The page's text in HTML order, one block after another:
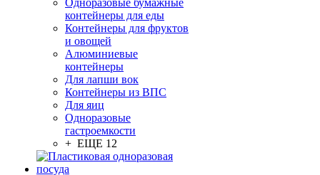
Одноразовые бумажные
контейнеры для еды
Контейнеры для фруктов
и овощей
Алюминиевые
контейнеры
Для лапши вок
Контейнеры из ВПС
Для яиц
Одноразовые
гастроемкости
+ ЕЩЕ 12